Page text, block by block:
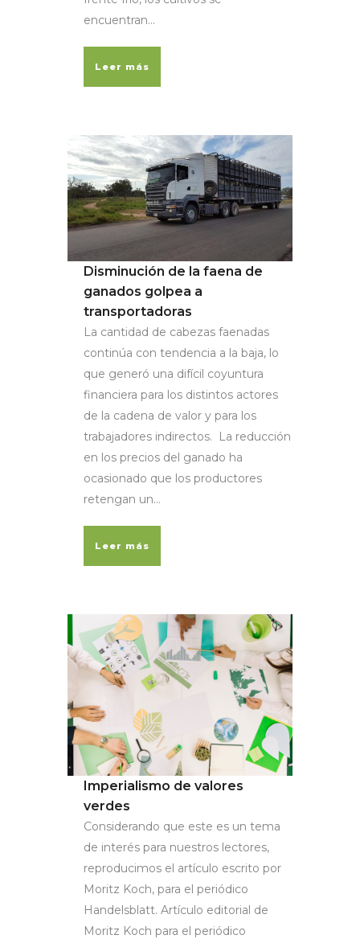
encuentran...
Leer más
Disminución de la faena de
ganados golpea a
transportadoras
La cantidad de cabezas faenadas
continúa con tendencia a la baja, lo
que generó una difícil coyuntura
financiera para los distintos actores
de la cadena de valor y para los
trabajadores indirectos. La reducción
en los precios del ganado ha
ocasionado que los productores
retengan un...
Leer más
Imperialismo de valores
verdes
Considerando que este es un tema
de interés para nuestros lectores,
reproducimos el artículo escrito por
Moritz Koch, para el periódico
Handelsblatt. Artículo editorial de
Moritz Koch para el periódico